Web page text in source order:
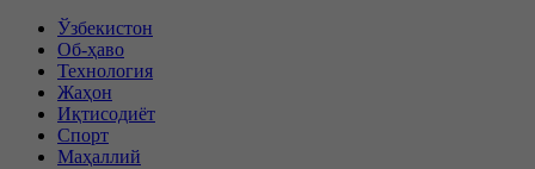
Ўзбекистон
Об-ҳаво
Технология
Жаҳон
Иқтисодиёт
Спорт
Маҳаллий